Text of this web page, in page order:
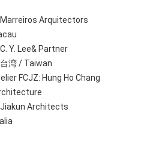
Arquitectors
Y. Lee& Partner
湾 / Taiwan
FCJZ: Hung Ho Chang
Architects